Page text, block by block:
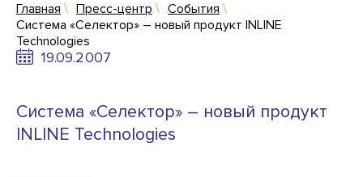
Главная Пресс-центр
События
Система «Селектор» – новый продукт INLINE
Technologies
19.09.2007
Система «Селектор» – новый продукт
INLINE Technologies